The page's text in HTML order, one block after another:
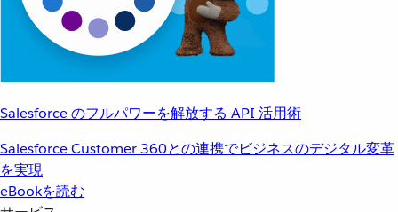
Salesforce のフルパワーを解放する API 活用術
Salesforce Customer 360との連携でビジネスのデジタル変革
を実現
eBookを読む